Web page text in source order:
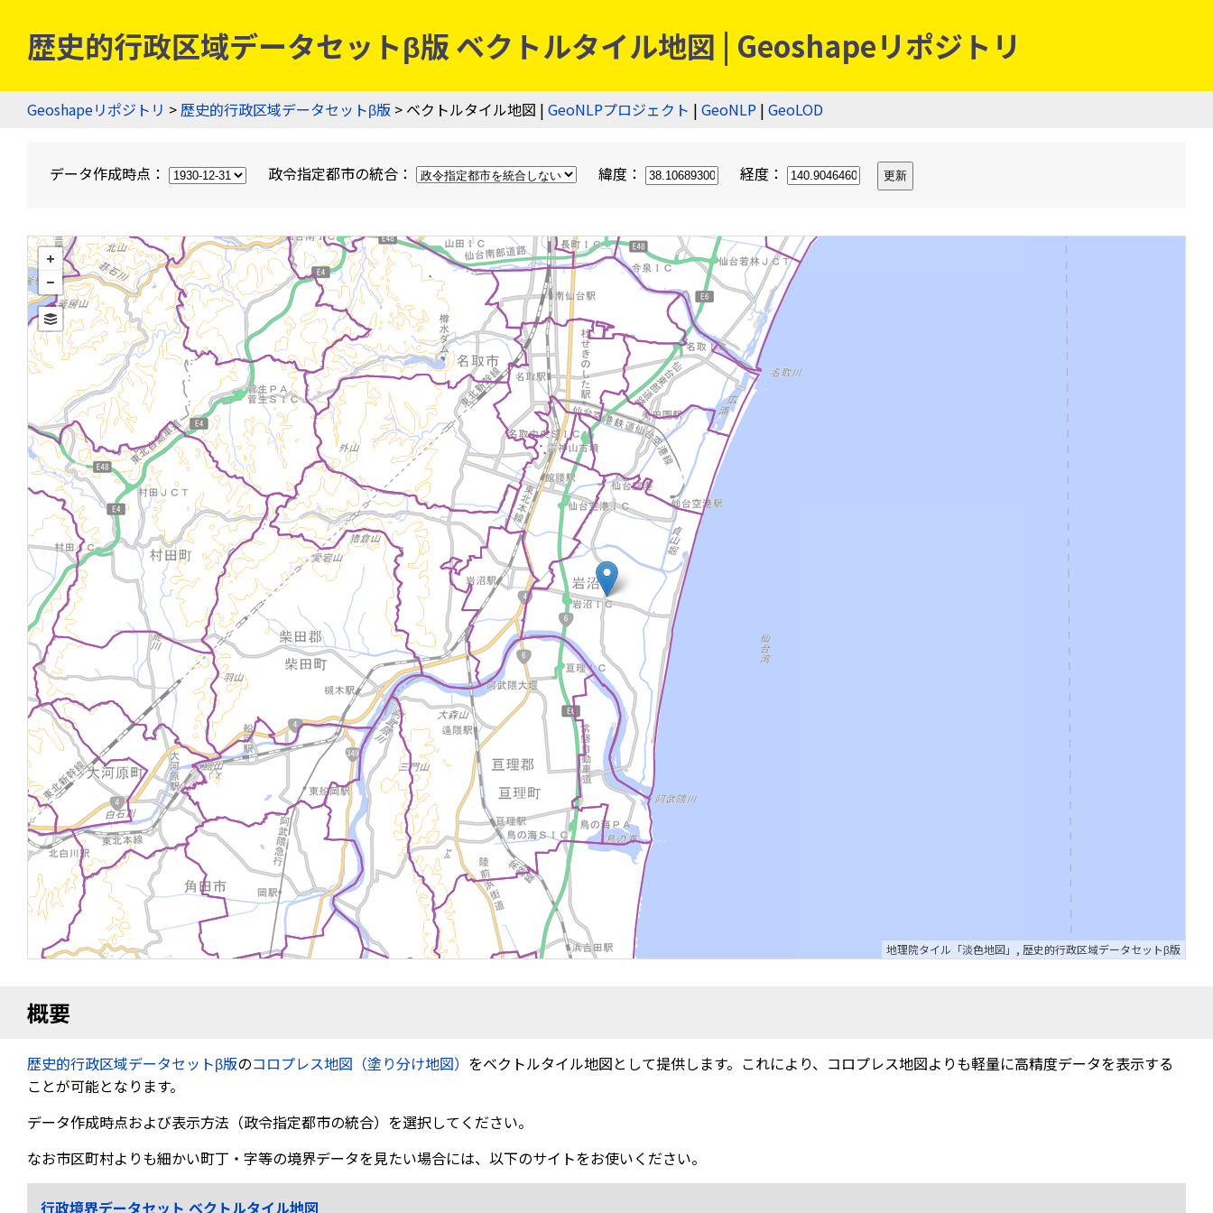
歴史的行政区域データセットβ版 ベクトルタイル地図 | Geoshapeリポジトリ
Geoshapeリポジトリ >歴史的行政区域データセットβ版 > ベクトルタイル地図 | GeoNLPプロジェクト | GeoNLP | GeoLOD
データ作成時点： 政令指定都市の統合： 緯度： 経度：
地理院タイル「淡色地図」 , 歴史的行政区域データセットβ版
概要
歴史的行政区域データセットβ版のコロプレス地図（塗り分け地図） をベクトルタイル地図として提供します。これにより、コロプレス地図よりも軽量に高精度データを表示する
ことが可能となります。
データ作成時点および表示方法（政令指定都市の統合）を選択してください。
なお市区町村よりも細かい町丁・字等の境界データを見たい場合には、以下のサイトをお使いください。
行政境界データセット ベクトルタイル地図